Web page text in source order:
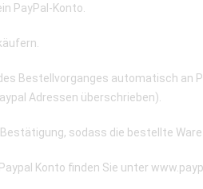
PayPal-Konto.
Bestellvorganges automatisch an
Adressen überschrieben).
sodass die bestellte
Konto finden Sie unter